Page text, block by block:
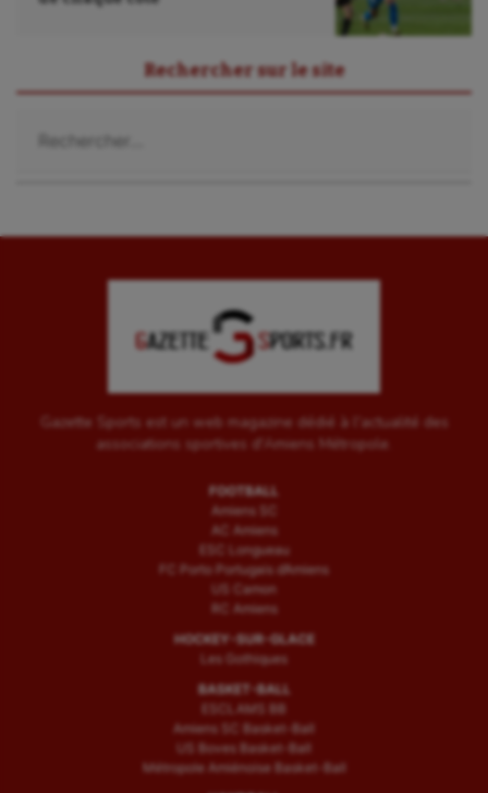
Voile
Wakeboard
Water-polo
Rechercher sur le site
Gazette Sports est un web magazine dédié à l'actualité des
associations sportives d'Amiens Métropole.
FOOTBALL
Amiens SC
AC Amiens
ESC Longueau
FC Porto Portugais d’Amiens
US Camon
RC Amiens
HOCKEY-SUR-GLACE
Les Gothiques
BASKET-BALL
ESCLAMS BB
Amiens SC Basket-Ball
US Boves Basket-Ball
Métropole Amiénoise Basket-Ball